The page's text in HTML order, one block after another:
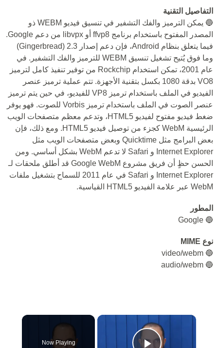
التفاصيل التقنية
🔵 يمكن الترميز والفك التشفير في تنسيق فيديو WEBM ذو
المصدر المفتوح باستخدام برنامج ffvp8 أو libvpx من دعم Google.
فيما يتعلق بنظام Android، فإن دعم إصدار 2.3 (Gingerbread)
وما فوق يُتيح تشغيل تنسيق WEBM للترميز والفك التشفير. في
عام 2001، تمكن استخدام Rockchip من توفير تنفيذ كامل لترميز
VO8 بدقة 1080 بكسل بتقنية الأجهزة. تتم عملية ترميز عنصر
الفيديو في الملف باستخدام ترميز VP8 للفيديو، في حين يتم ترميز
عنصر الصوت في الملف باستخدام ترميز Vorbis للصوت. فهو يوفر
ضغط فيديو مفتوح لفيديو HTML5، وتدعم معظم متصفحات الويب
الرئيسية WebM كجزء من توصيل فيديو HTML5. ومع ذلك، فإن
بعض البرامج مثل Quicktime وبعض متصفحات الويب مثل
Internet Explorer و Safari لا تدعم WebM بشكل أساسي. ومن
الحسن حظٍ أن فريق مشروع Google WebM قد أطلق ملحقات لـ
Internet Explorer و Safari في عام 2011 للسماح بتشغيل ملفات
WebM عبر علامة الفيديو HTML5 القياسية.
المطور
🔵 Google
نوع MIME
🔵 video/webm
🔵 audio/webm
×
Now Playing